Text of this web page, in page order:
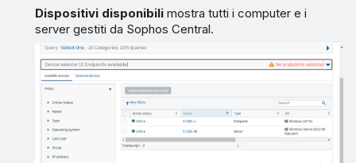
Dispositivi disponibili mostra tutti i computer e i
server gestiti da Sophos Central.